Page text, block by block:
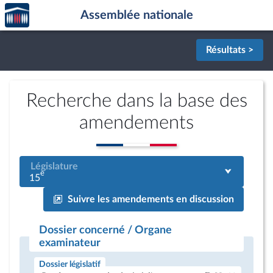
Aller au contenu
Aller en bas de la page
Accèder
à la
page
Assemblée nationale
Résultats >
Recherche dans la base des
amendements
Législature
15e
Suivre les amendements en discussion
Dossier concerné / Organe
examinateur
Dossier législatif